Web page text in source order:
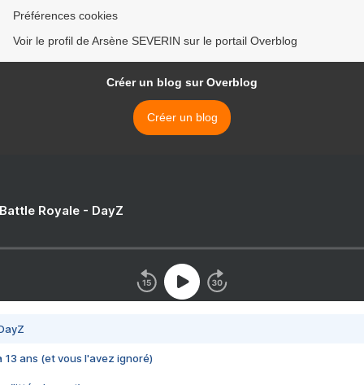
Préférences cookies
Voir le profil de Arsène SEVERIN sur le portail Overblog
Créer un blog sur Overblog
Créer un blog
Royale - DayZ
13 ans (et vous l'avez ignoré)